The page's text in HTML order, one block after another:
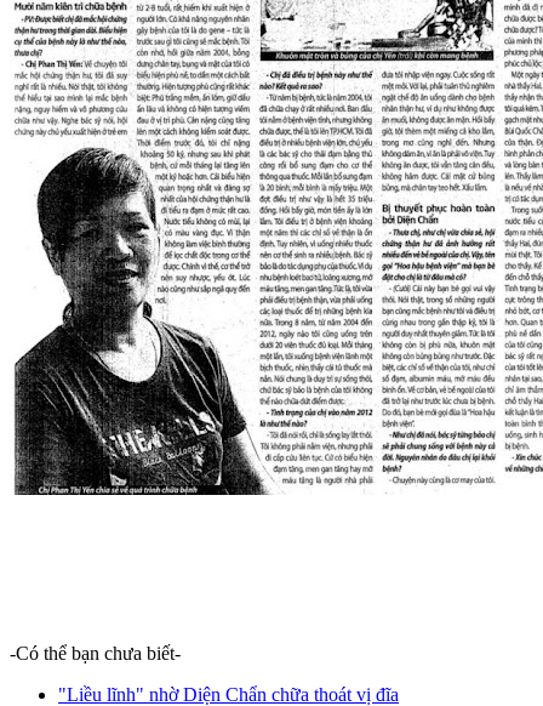
-Có thể bạn chưa biết-
"Liều lĩnh" nhờ Diện Chẩn chữa thoát vị đĩa